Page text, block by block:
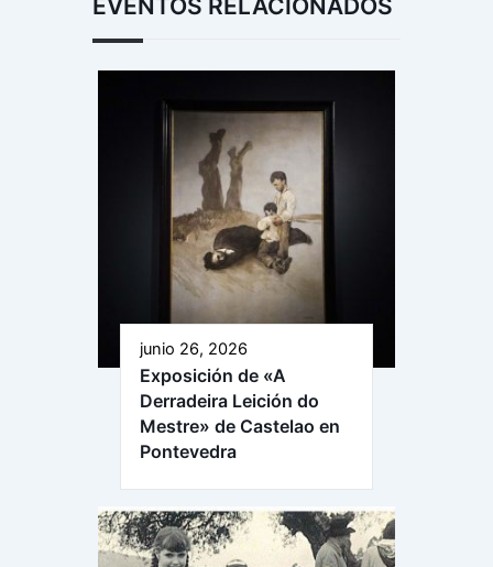
EVENTOS RELACIONADOS
junio 26, 2026
Exposición de «A
Derradeira Leición do
Mestre» de Castelao en
Pontevedra